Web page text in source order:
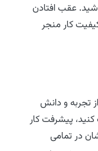
عقب افتادن
کار منجر
تجربه و دانش
پیشرفت کار
در تمامی